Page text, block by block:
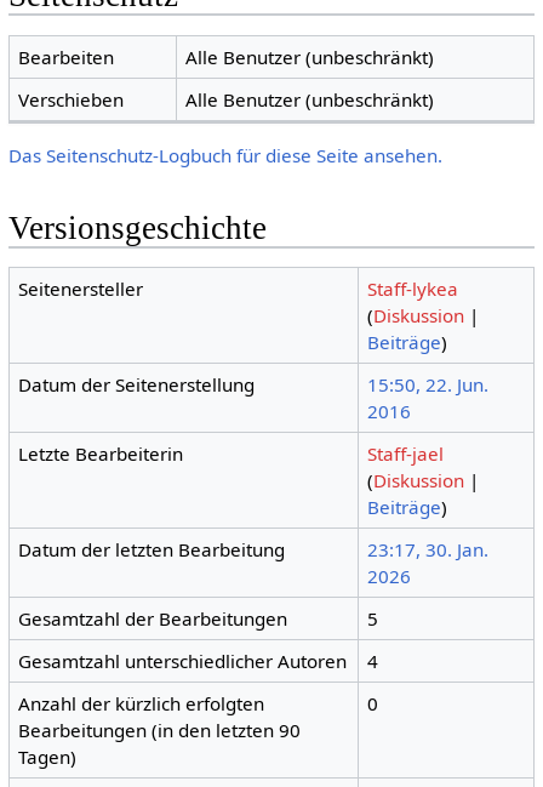
Bearbeiten
Alle Benutzer (unbeschränkt)
Verschieben
Alle Benutzer (unbeschränkt)
Das Seitenschutz-Logbuch für diese Seite ansehen.
Versionsgeschichte
Seitenersteller
Staff-lykea
(Diskussion |
Beiträge)
Datum der Seitenerstellung
15:50, 22. Jun.
2016
Letzte Bearbeiterin
Staff-jael
(Diskussion |
Beiträge)
Datum der letzten Bearbeitung
23:17, 30. Jan.
2026
Gesamtzahl der Bearbeitungen
5
Gesamtzahl unterschiedlicher Autoren
4
Anzahl der kürzlich erfolgten
Bearbeitungen (in den letzten 90
Tagen)
0